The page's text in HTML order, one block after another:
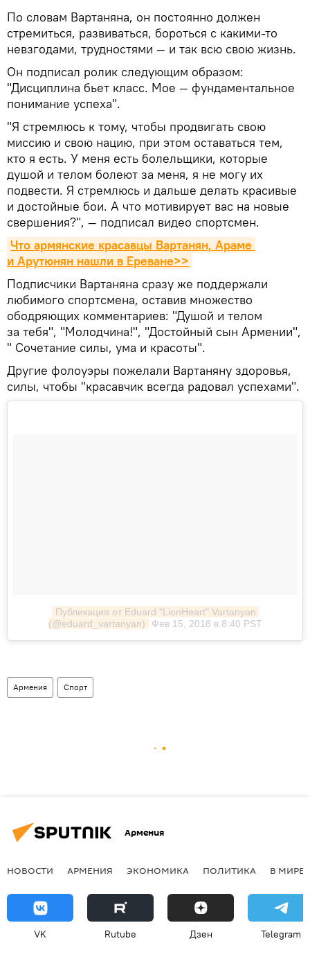
По словам Вартаняна, он постоянно должен
стремиться, развиваться, бороться с какими-то
невзгодами, трудностями — и так всю свою жизнь.
Он подписал ролик следующим образом:
"Дисциплина бьет класс. Мое — фундаментальное
понимание успеха".
"Я стремлюсь к тому, чтобы продвигать свою
миссию и свою нацию, при этом оставаться тем,
кто я есть. У меня есть болельщики, которые
душой и телом болеют за меня, я не могу их
подвести. Я стремлюсь и дальше делать красивые
и достойные бои. А что мотивирует вас на новые
свершения?", — подписал видео спортсмен.
Что армянские красавцы Вартанян, Араме
и Арутюнян нашли в Ереване>>
Подписчики Вартаняна сразу же поддержали
любимого спортсмена, оставив множество
ободряющих комментариев: "Душой и телом
за тебя", "Молодчина!", "Достойный сын Армении",
" Сочетание силы, ума и красоты".
Другие фолоуэры пожелали Вартаняну здоровья,
силы, чтобы "красавчик всегда радовал успехами".
Публикация от Eduard "LionHeart" Vartanyan
(@eduard_vartanyan)
Фев 15, 2018 в 8:40 PST
Армения Спорт
Армения
НОВОСТИ АРМЕНИЯ ЭКОНОМИКА ПОЛИТИКА В МИРЕ
VK Rutube Дзен Telegram